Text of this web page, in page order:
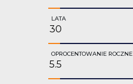
LATA
OPROCENTOWANIE ROCZNE